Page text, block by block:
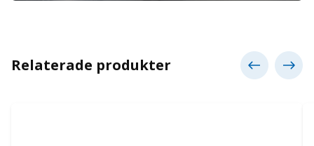
Relaterade produkter